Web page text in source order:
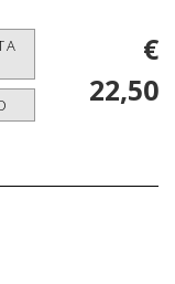
€
22,50